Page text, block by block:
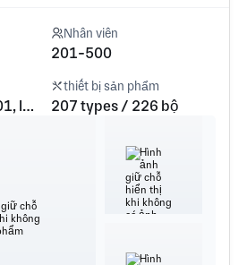
Nhân viên
201-500
EN 15085, ISO 9001, ISO 3834
thiết bị sản phẩm
207 types / 226 bộ